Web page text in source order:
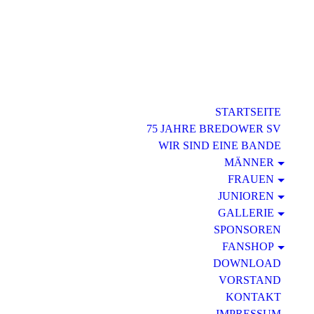
STARTSEITE
75 JAHRE BREDOWER SV
WIR SIND EINE BANDE
MÄNNER
FRAUEN
JUNIOREN
GALLERIE
SPONSOREN
FANSHOP
DOWNLOAD
VORSTAND
KONTAKT